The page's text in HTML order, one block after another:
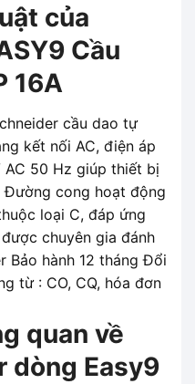
của
Cầu
16A
cầu dao tự
kết nối AC, điện áp
50 Hz giúp thiết bị
cong hoạt động
loại C, đáp ứng
chuyên gia đánh
Bảo hành 12 tháng Đổi
từ : CO, CQ, hóa đơn
quan về
dòng Easy9